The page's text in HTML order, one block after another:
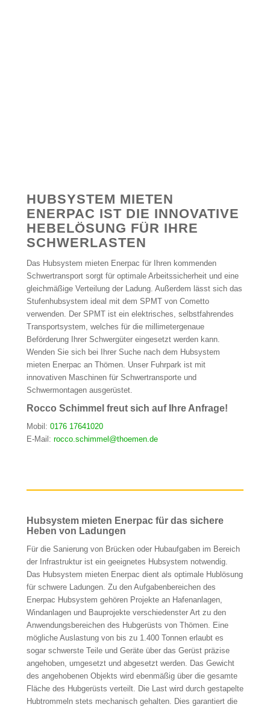
HUBSYSTEM MIETEN
ENERPAC IST DIE INNOVATIVE
HEBELÖSUNG FÜR IHRE
SCHWERLASTEN
Das Hubsystem mieten Enerpac für Ihren kommenden
Schwertransport sorgt für optimale Arbeitssicherheit und eine
gleichmäßige Verteilung der Ladung. Außerdem lässt sich das
Stufenhubsystem ideal mit dem SPMT von Cometto
verwenden. Der SPMT ist ein elektrisches, selbstfahrendes
Transportsystem, welches für die millimetergenaue
Beförderung Ihrer Schwergüter eingesetzt werden kann.
Wenden Sie sich bei Ihrer Suche nach dem Hubsystem
mieten Enerpac an Thömen. Unser Fuhrpark ist mit
innovativen Maschinen für Schwertransporte und
Schwermontagen ausgerüstet.
Rocco Schimmel freut sich auf Ihre Anfrage!
Mobil: 0176 17641020
E-Mail: rocco.schimmel@thoemen.de
Hubsystem mieten Enerpac für das sichere
Heben von Ladungen
Für die Sanierung von Brücken oder Hubaufgaben im Bereich
der Infrastruktur ist ein geeignetes Hubsystem notwendig.
Das Hubsystem mieten Enerpac dient als optimale Hublösung
für schwere Ladungen. Zu den Aufgabenbereichen des
Enerpac Hubsystem gehören Projekte an Hafenanlagen,
Windanlagen und Bauprojekte verschiedenster Art zu den
Anwendungsbereichen des Hubgerüsts von Thömen. Eine
mögliche Auslastung von bis zu 1.400 Tonnen erlaubt es
sogar schwerste Teile und Geräte über das Gerüst präzise
angehoben, umgesetzt und abgesetzt werden. Das Gewicht
des angehobenen Objekts wird ebenmäßig über die gesamte
Fläche des Hubgerüsts verteilt. Die Last wird durch gestapelte
Hubtrommeln stets mechanisch gehalten. Dies garantiert die